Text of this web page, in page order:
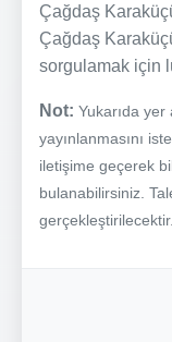
Çağdaş
Çağdaş
sorgulamak için
Not: Yukarıda
yayınlanmasını
iletişime geçerek
bulanabilirsiniz.
gerçekleştirilecektir.